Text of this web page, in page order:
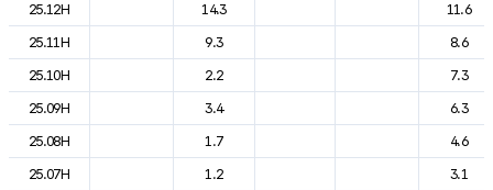
25.12H
14.3
11.6
25.11H
9.3
8.6
25.10H
2.2
7.3
25.09H
3.4
6.3
25.08H
1.7
4.6
25.07H
1.2
3.1